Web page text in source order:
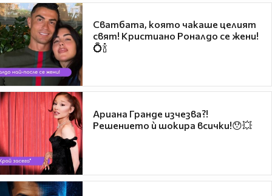
Сватбата, която чакаше целият
свят! Кристиано Роналдо се жени!
💍🍾
Ариана Гранде изчезва?!
Решението ѝ шокира всички!😯💥